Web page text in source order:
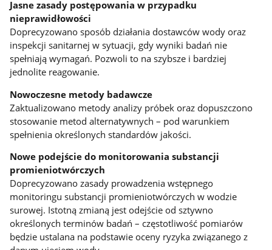
Jasne zasady postępowania w przypadku
nieprawidłowości
Doprecyzowano sposób działania dostawców wody oraz
inspekcji sanitarnej w sytuacji, gdy wyniki badań nie
spełniają wymagań. Pozwoli to na szybsze i bardziej
jednolite reagowanie.
Nowoczesne metody badawcze
Zaktualizowano metody analizy próbek oraz dopuszczono
stosowanie metod alternatywnych – pod warunkiem
spełnienia określonych standardów jakości.
Nowe podejście do monitorowania substancji
promieniotwórczych
Doprecyzowano zasady prowadzenia wstępnego
monitoringu substancji promieniotwórczych w wodzie
surowej. Istotną zmianą jest odejście od sztywno
określonych terminów badań – częstotliwość pomiarów
będzie ustalana na podstawie oceny ryzyka związanego z